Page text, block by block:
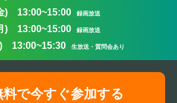
) 13:00~15:00 録画放送
) 13:00~15:00 録画放送
) 13:00~15:30 生放送・質問会あり
で今すぐ参加する